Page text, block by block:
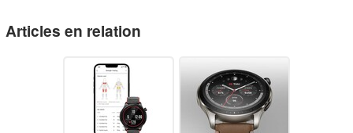
Articles en relation